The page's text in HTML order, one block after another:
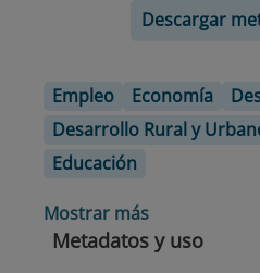
Descargar
Empleo Economía
Desarrollo Rural y
Educación
Mostrar más
Metadatos y uso